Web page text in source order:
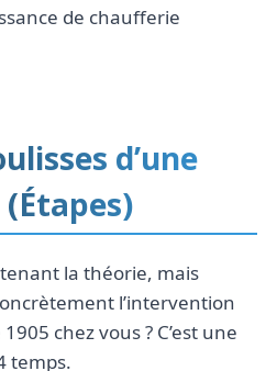
de chaufferie
d’une
la théorie, mais
l’intervention
chez vous ? C’est une
temps.